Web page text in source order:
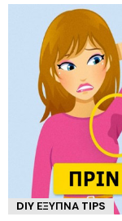
DIY ΈΞΥΠΝΑ TIPS